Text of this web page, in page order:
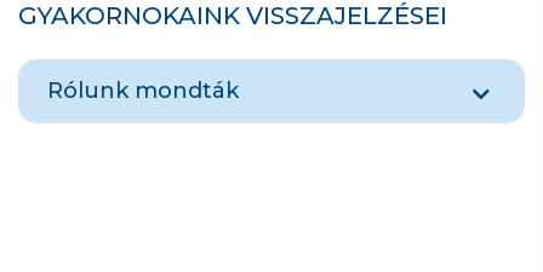
GYAKORNOKAINK VISSZAJELZÉSEI
Rólunk mondták